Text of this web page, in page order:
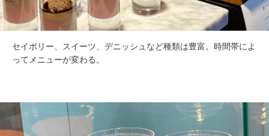
セイボリー、スイーツ、デニッシュなど種類は豊富。時間帯によ
ってメニューが変わる。